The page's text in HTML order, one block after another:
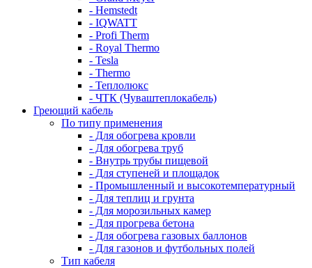
- Hemstedt
- IQWATT
- Profi Therm
- Royal Thermo
- Tesla
- Thermo
- Теплолюкс
- ЧТК (Чуваштеплокабель)
Греющий кабель
По типу применения
- Для обогрева кровли
- Для обогрева труб
- Внутрь трубы пищевой
- Для ступеней и площадок
- Промышленный и высокотемпературный
- Для теплиц и грунта
- Для морозильных камер
- Для прогрева бетона
- Для обогрева газовых баллонов
- Для газонов и футбольных полей
Тип кабеля